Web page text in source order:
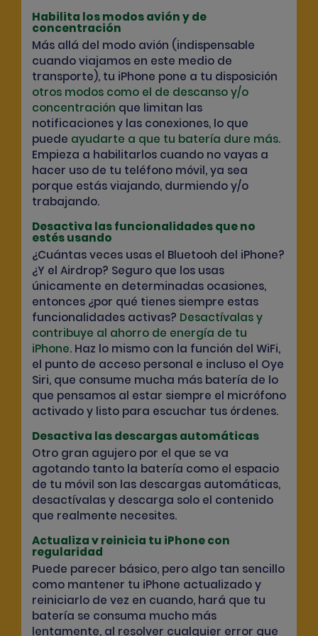
Habilita los modos avión y de
concentración
Más allá del modo avión (indispensable
cuando viajamos en este medio de
transporte), tu iPhone pone a tu disposición
otros modos como el de descanso y/o
concentración que limitan las
notificaciones y las conexiones, lo que
puede ayudarte a que tu batería dure más.
Empieza a habilitarlos cuando no vayas a
hacer uso de tu teléfono móvil, ya sea
porque estás viajando, durmiendo y/o
trabajando.
Desactiva las funcionalidades que no
estés usando
¿Cuántas veces usas el Bluetooh del iPhone?
¿Y el Airdrop? Seguro que los usas
únicamente en determinadas ocasiones,
entonces ¿por qué tienes siempre estas
funcionalidades activas? Desactívalas y
contribuye al ahorro de energía de tu
iPhone. Haz lo mismo con la función del WiFi,
el punto de acceso personal e incluso el Oye
Siri, que consume mucha más batería de lo
que pensamos al estar siempre el micrófono
activado y listo para escuchar tus órdenes.
Desactiva las descargas automáticas
Otro gran agujero por el que se va
agotando tanto la batería como el espacio
de tu móvil son las descargas automáticas,
desactívalas y descarga solo el contenido
que realmente necesites.
Actualiza y reinicia tu iPhone con
regularidad
Puede parecer básico, pero algo tan sencillo
como mantener tu iPhone actualizado y
reiniciarlo de vez en cuando, hará que tu
batería se consuma mucho más
lentamente, al resolver cualquier error que